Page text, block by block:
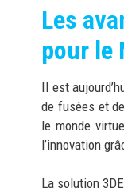
Les
pour le
Il est
de fusées et
le monde
l’innovation
La solution